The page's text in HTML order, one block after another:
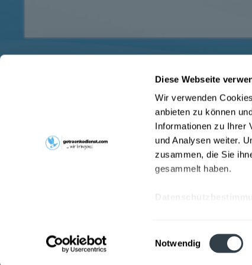
Diese Webseite
Wir verwenden
anbieten zu können
Informationen zu Ihrer
und Analysen weiter.
zusammen, die Sie
gesammelt haben.
Einwilligungsauswahl
Notwendig
Haben Sie Fragen zu Ihrer Bestellung?
augsburg@getraenkedienst.com
Hinweise
Kontakt
Liefer-